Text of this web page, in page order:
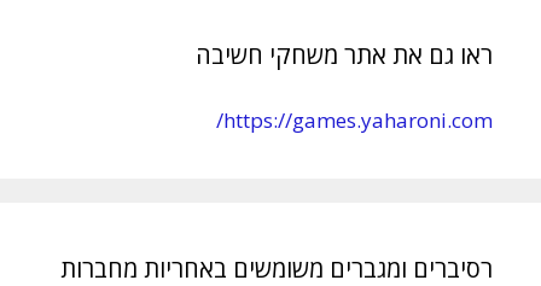
ראו גם את אתר משחקי חשיבה
https://games.yaharoni.com/
רסיברים ומגברים משומשים באחריות מחברות